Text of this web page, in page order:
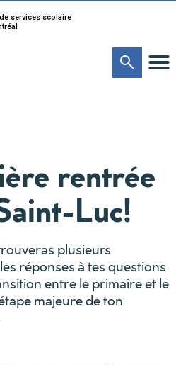
services scolaire
rentrée
Luc!
plusieurs
réponses à tes questions
entre le primaire et le
majeure de ton